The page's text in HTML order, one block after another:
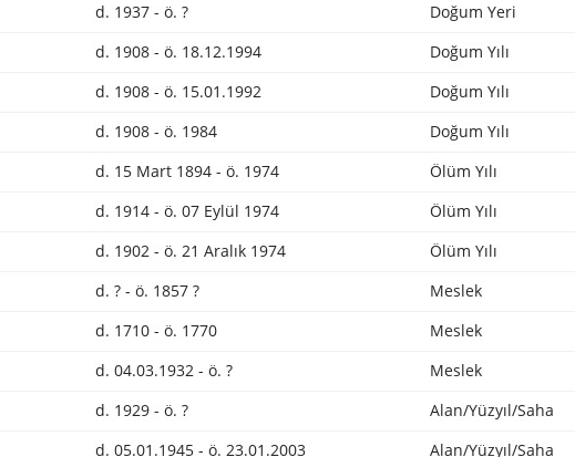
d. 1937 - ö. ? Doğum Yeri
d. 1908 - ö. 18.12.1994 Doğum Yılı
d. 1908 - ö. 15.01.1992 Doğum Yılı
d. 1908 - ö. 1984 Doğum Yılı
d. 15 Mart 1894 - ö. 1974 Ölüm Yılı
d. 1914 - ö. 07 Eylül 1974 Ölüm Yılı
d. 1902 - ö. 21 Aralık 1974 Ölüm Yılı
d. ? - ö. 1857 ? Meslek
d. 1710 - ö. 1770 Meslek
d. 04.03.1932 - ö. ? Meslek
d. 1929 - ö. ? Alan/Yüzyıl/Saha
d. 05.01.1945 - ö. 23.01.2003 Alan/Yüzyıl/Saha